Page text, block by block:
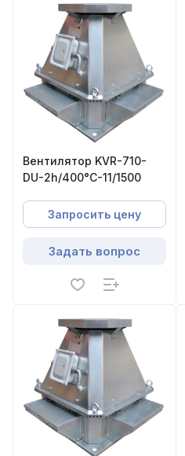
Вентилятор KVR-710-
DU-2h/400°С-11/1500
Запросить цену
Задать вопрос